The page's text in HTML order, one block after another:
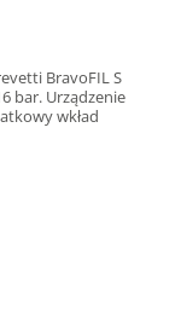
BravoFIL S
bar. Urządzenie
wkład